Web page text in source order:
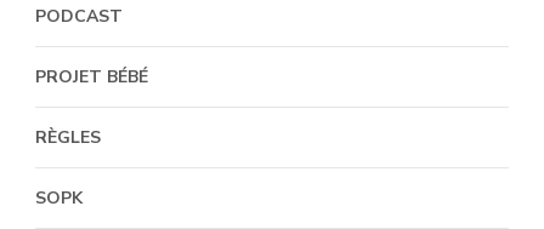
PODCAST
PROJET BÉBÉ
RÈGLES
SOPK